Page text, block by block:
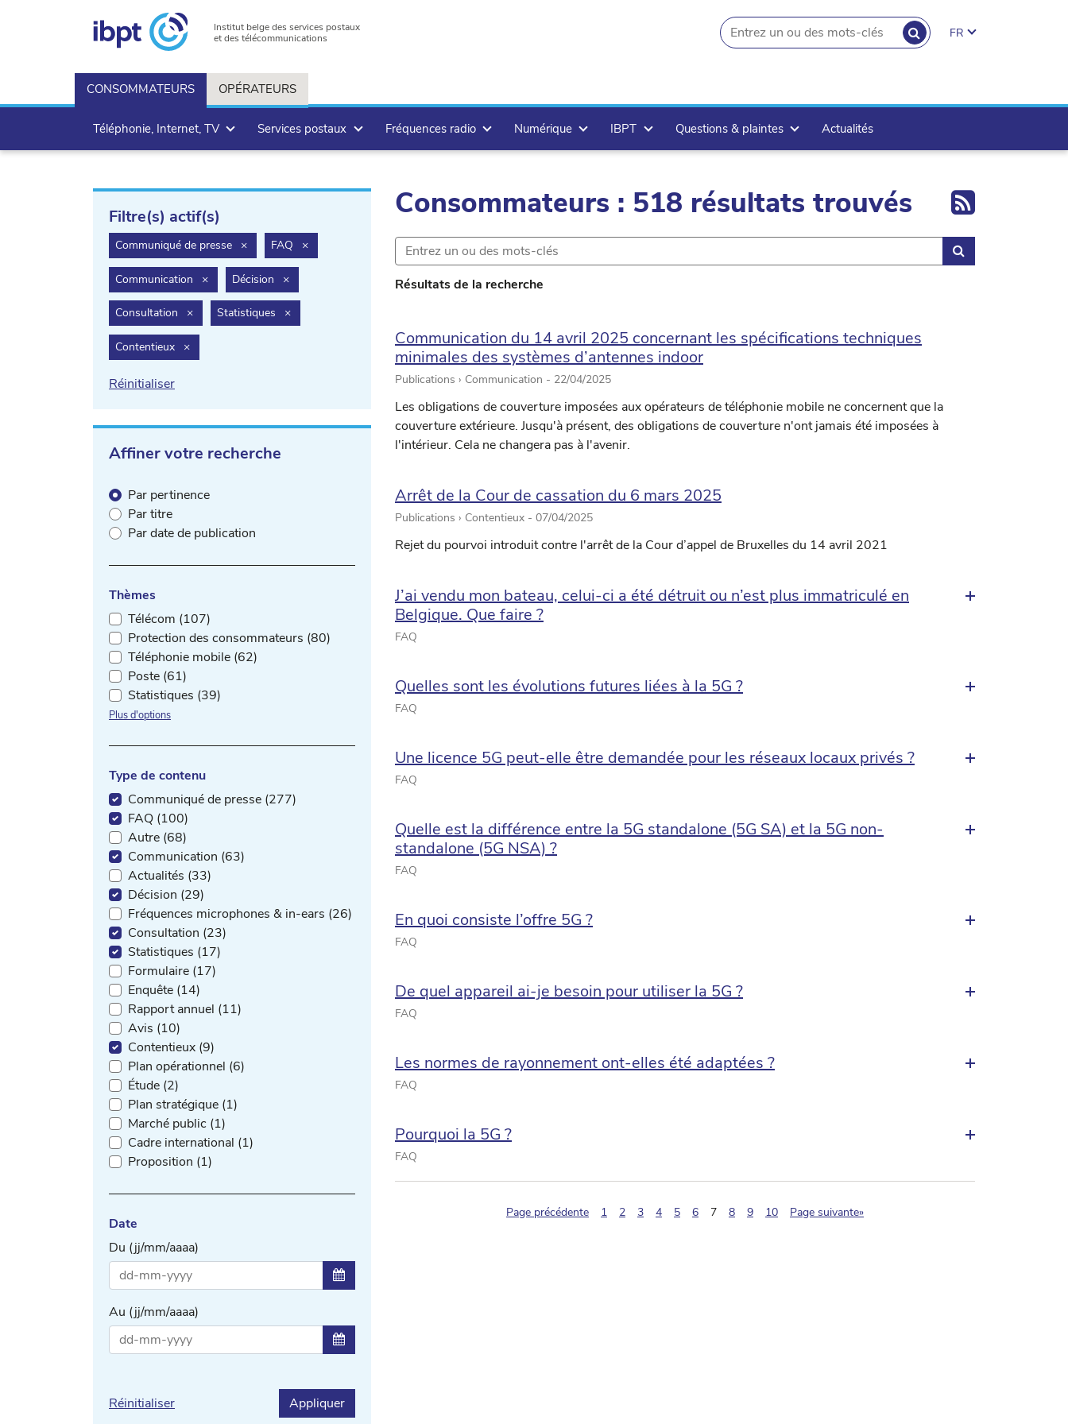
Institut belge des services postaux
et des télécommunications
RECHERCHER
search.button
FR
CONSOMMATEURS OPÉRATEURS
Téléphonie, Internet, TV Services postaux Fréquences radio Numérique IBPT Questions & plaintes Actualités
Filtre(s) actif(s)
Communiqué de presse ×filter.delete
FAQ ×filter.delete
Communication ×filter.delete
Décision ×filter.delete
Consultation ×filter.delete
Statistiques ×filter.delete
Contentieux ×filter.delete
Réinitialiser
Affiner votre recherche
Par pertinence
Par titre
Par date de publication
Thèmes
Télécom (107)
Protection des consommateurs (80)
Téléphonie mobile (62)
Poste (61)
Statistiques (39)
Plus d'options
Type de contenu
Communiqué de presse (277)
FAQ (100)
Autre (68)
Communication (63)
Actualités (33)
Décision (29)
Fréquences microphones & in-ears (26)
Consultation (23)
Statistiques (17)
Formulaire (17)
Enquête (14)
Rapport annuel (11)
Avis (10)
Contentieux (9)
Plan opérationnel (6)
Étude (2)
Plan stratégique (1)
Marché public (1)
Cadre international (1)
Proposition (1)
Date
Du (jj/mm/aaaa)
Sélectionner une date ...
Au (jj/mm/aaaa)
Sélectionner une date ...
Réinitialiser Appliquer
Consommateurs : 518 résultats trouvés Export
Résultats de la recherche
Communication du 14 avril 2025 concernant les spécifications techniques
minimales des systèmes d’antennes indoor
Publications › Communication - 22/04/2025
Les obligations de couverture imposées aux opérateurs de téléphonie mobile ne concernent que la
couverture extérieure. Jusqu'à présent, des obligations de couverture n'ont jamais été imposées à
l'intérieur. Cela ne changera pas à l'avenir.
Arrêt de la Cour de cassation du 6 mars 2025
Publications › Contentieux - 07/04/2025
Rejet du pourvoi introduit contre l'arrêt de la Cour d’appel de Bruxelles du 14 avril 2021
J’ai vendu mon bateau, celui-ci a été détruit ou n’est plus immatriculé en
Belgique. Que faire ?
FAQ
Quelles sont les évolutions futures liées à la 5G ?
FAQ
Une licence 5G peut-elle être demandée pour les réseaux locaux privés ?
FAQ
Quelle est la différence entre la 5G standalone (5G SA) et la 5G non-
standalone (5G NSA) ?
FAQ
En quoi consiste l’offre 5G ?
FAQ
De quel appareil ai-je besoin pour utiliser la 5G ?
FAQ
Les normes de rayonnement ont-elles été adaptées ?
FAQ
Pourquoi la 5G ?
FAQ
Page précédente 1 2 3 4 5 6 7(pagination.current)
8 9 10 Page suivante»